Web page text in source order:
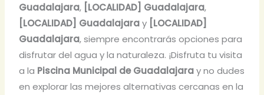
Guadalajara, [LOCALIDAD] Guadalajara,
[LOCALIDAD] Guadalajaray [LOCALIDAD]
Guadalajara, siempre encontrarás opciones para
disfrutar del agua y la naturaleza. ¡Disfruta tu visita
a la Piscina Municipal de Guadalajaray no dudes
en explorar las mejores alternativas cercanas en la